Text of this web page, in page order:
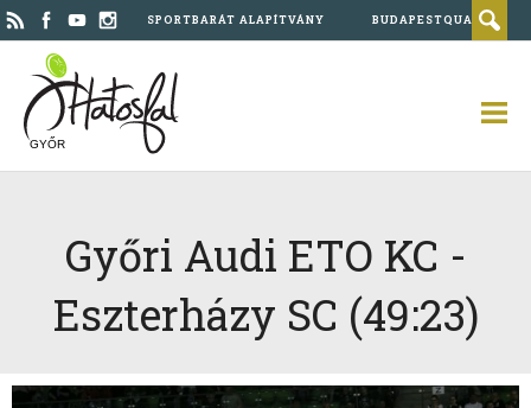
SPORTBARÁT ALAPÍTVÁNY BUDAPESTQUAD
GYŐR
Győri Audi ETO KC -
Eszterházy SC (49:23)